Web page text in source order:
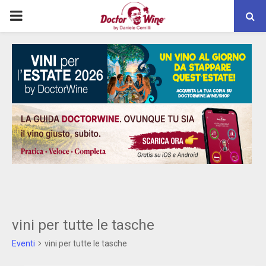
PRIMARY
MENU
vini per tutte le tasche
Eventi vini per tutte le tasche